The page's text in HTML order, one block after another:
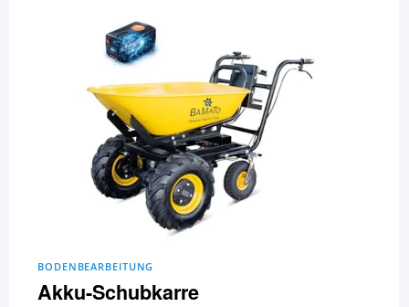
BODENBEARBEITUNG
Akku-Schubkarre